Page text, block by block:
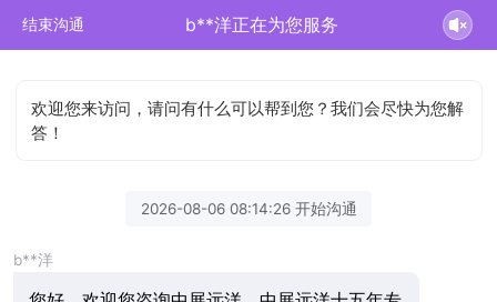
结束沟通 b**洋正在为您服务
欢迎您来访问，请问有什么可以帮到您？我们会尽快为您解
答！
2026-08-06 08:14:26 开始沟通
b**洋